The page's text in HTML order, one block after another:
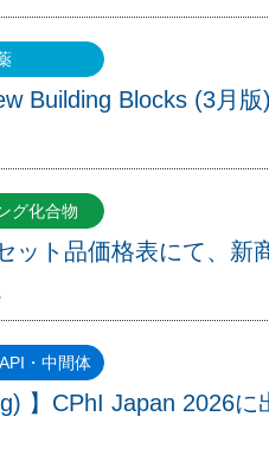
Building Blocks (3月版
ット品価格表にて、新
】CPhI Japan 2026に